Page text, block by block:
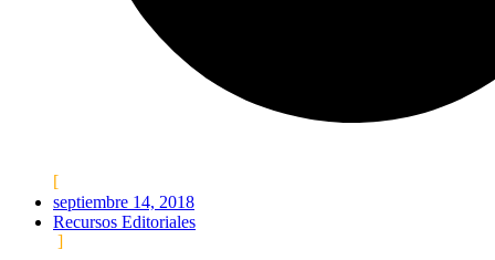
septiembre 14, 2018
Recursos Editoriales